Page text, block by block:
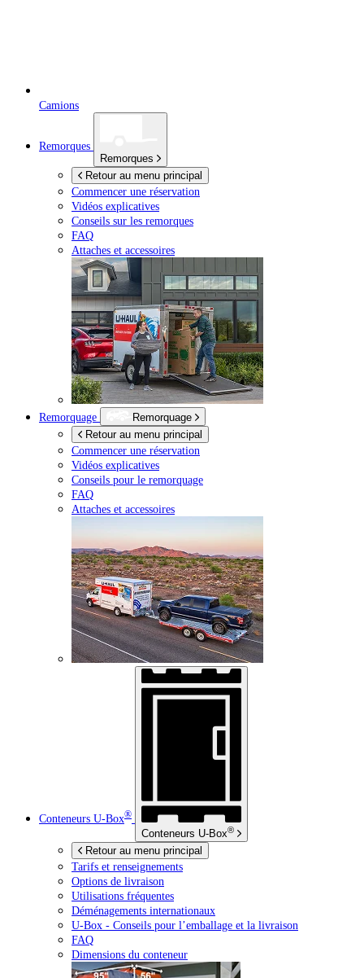
Camions
Remorques
Remorques
Retour au menu principal
Commencer une réservation
Vidéos explicatives
Conseils sur les remorques
FAQ
Attaches et accessoires
Remorquage
Remorquage
Retour au menu principal
Commencer une réservation
Vidéos explicatives
Conseils pour le remorquage
FAQ
Attaches et accessoires
Conteneurs U-Box®
Conteneurs U-Box®
Retour au menu principal
Tarifs et renseignements
Options de livraison
Utilisations fréquentes
Déménagements internationaux
U-Box - Conseils pour l’emballage et la livraison
FAQ
Dimensions du conteneur